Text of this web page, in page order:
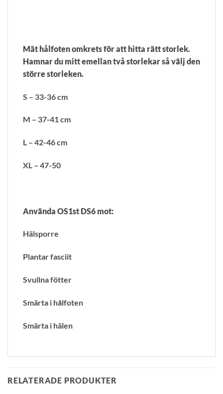
Mät hålfoten omkrets för att hitta rätt storlek.
Hamnar du mitt emellan två storlekar så välj den
större storleken.
S – 33-36 cm
M – 37-41 cm
L – 42-46 cm
XL – 47-50
Använda OS1st DS6 mot:
Hälsporre
Plantar fasciit
Svullna fötter
Smärta i hålfoten
Smärta i hälen
RELATERADE PRODUKTER